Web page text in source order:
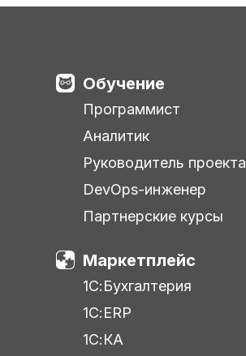
Обучение
Программист
Аналитик
Руководитель проекта
DevOps-инженер
Партнерские курсы
Маркетплейс
1С:Бухгалтерия
1С:ERP
1С:КА